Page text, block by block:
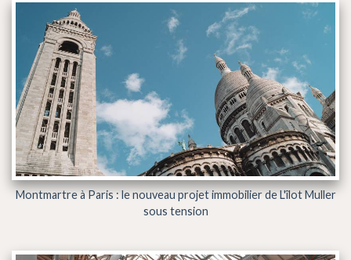
Montmartre à Paris : le nouveau projet immobilier de L'îlot Muller
sous tension